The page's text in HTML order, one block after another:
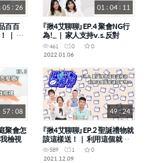
05 : 26
百百
｜ 與
麼溝
01 : 04 : 11
『揪4艾聊聊』EP.4 聚會NG行
為!_｜ 家人支持v.s.反對
461 0
0
2022.01.06
57 : 08
聚會怎
檢視
49 : 24
『揪4艾聊聊』EP.2 聖誕禮物就
該這樣送！｜ 利用這個就能
達成夢想_!
589 1
0
2021.12.09